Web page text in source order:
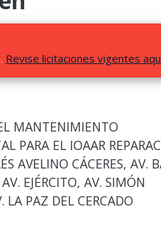
Revise licitaciones vigentes
MANTENIMIENTO
PARA EL IOAAR
AVELINO CÁCERES, AV.
EJÉRCITO, AV. SIMÓN
LA PAZ DEL CERCADO